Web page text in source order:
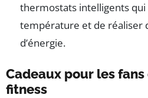
thermostats intelligents
température et de réaliser
d’énergie.
Cadeaux pour les
fitness